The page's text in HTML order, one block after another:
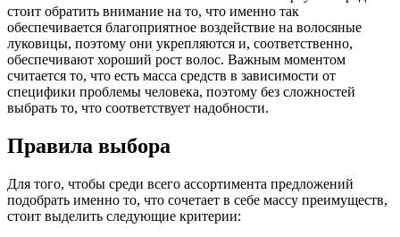
стоит обратить внимание на то, что именно так
обеспечивается благоприятное воздействие на волосяные
луковицы, поэтому они укрепляются и, соответственно,
обеспечивают хороший рост волос. Важным моментом
считается то, что есть масса средств в зависимости от
специфики проблемы человека, поэтому без сложностей
выбрать то, что соответствует надобности.
Правила выбора
Для того, чтобы среди всего ассортимента предложений
подобрать именно то, что сочетает в себе массу преимуществ,
стоит выделить следующие критерии: